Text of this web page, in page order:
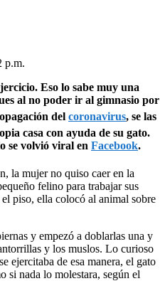
p.m.
Eso lo sabe muy una
al no poder ir al gimnasio por
del coronavirus, se las
casa con ayuda de su gato.
se volvió viral en Facebook.
la mujer no quiso caer en la
felino para trabajar sus
piso, ella colocó al animal sobre
y empezó a doblarlas una y
y los muslos. Lo curioso
ejercitaba de esa manera, el gato
si nada lo molestara, según el